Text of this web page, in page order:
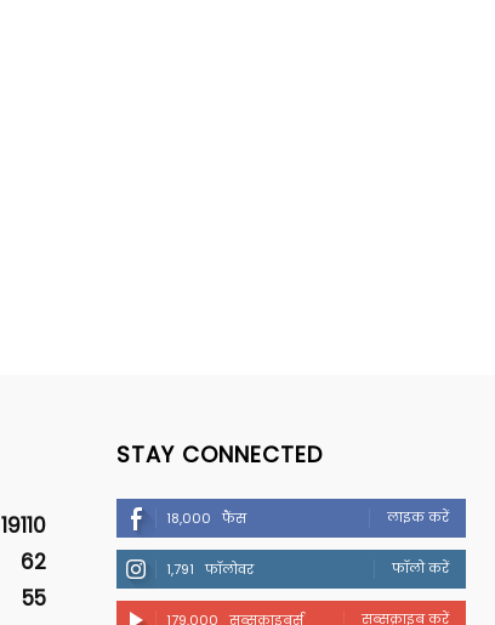
19110
62
55
STAY CONNECTED
18,000 फैंस लाइक करें
1,791 फॉलोवर फॉलो करें
179,000 सब्सक्राइबर्स सब्सक्राइब करें